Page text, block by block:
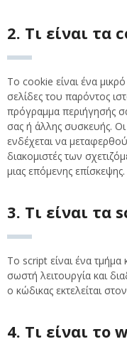
2. Τι είναι τα
Το cookie είναι ένα
σελίδες του παρόντος
πρόγραμμα περιήγησής
σας ή άλλης συσκευής.
ενδέχεται να
διακομιστές των
μιας επόμενης επίσκεψης.
3. Τι είναι τα
Το script είναι ένα τμήμα
σωστή λειτουργία και
ο κώδικας εκτελείται
4. Τι είναι το